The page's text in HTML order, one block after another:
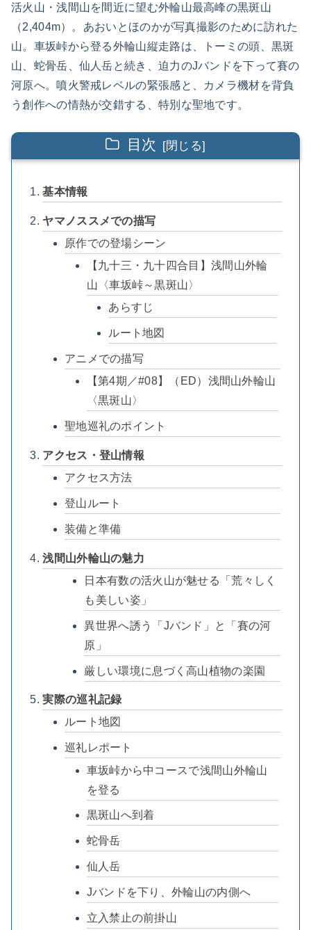
活火山・浅間山を間近に望む外輪山最高峰の黒斑山
（2,404m）。あおいとほのかが写真撮影のために訪れた
山。車坂峠から登る外輪山縦走路は、トーミの頭、黒斑
山、蛇骨岳、仙人岳と続き、迫力のJバンドを下って賽の
河原へ。噴火警戒レベルの緊張感と、カメラ機材を背負
う創作への情熱が交錯する、特別な聖地です。
目次
基本情報
ヤマノススメでの描写
原作での登場シーン
【九十三・九十四合目】浅間山外輪
山〈車坂峠～黒斑山〉
あらすじ
ルート地図
アニメでの描写
【第4期／#08】（ED）浅間山外輪山
〈黒斑山〉
聖地巡礼のポイント
アクセス・登山情報
アクセス方法
登山ルート
装備と準備
浅間山外輪山の魅力
日本有数の活火山が魅せる「荒々しく
も美しい姿」
異世界へ誘う「Jバンド」と「賽の河
原」
厳しい環境に息づく高山植物の楽園
実際の巡礼記録
ルート地図
巡礼レポート
車坂峠から中コースで浅間山外輪山
を登る
黒斑山へ到着
蛇骨岳
仙人岳
Jバンドを下り、外輪山の内側へ
立入禁止の前掛山